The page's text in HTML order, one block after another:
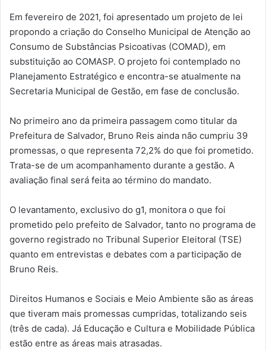
Em fevereiro de 2021, foi apresentado um projeto de lei
propondo a criação do Conselho Municipal de Atenção ao
Consumo de Substâncias Psicoativas (COMAD), em
substituição ao COMASP. O projeto foi contemplado no
Planejamento Estratégico e encontra-se atualmente na
Secretaria Municipal de Gestão, em fase de conclusão.
No primeiro ano da primeira passagem como titular da
Prefeitura de Salvador, Bruno Reis ainda não cumpriu 39
promessas, o que representa 72,2% do que foi prometido.
Trata-se de um acompanhamento durante a gestão. A
avaliação final será feita ao término do mandato.
O levantamento, exclusivo do g1, monitora o que foi
prometido pelo prefeito de Salvador, tanto no programa de
governo registrado no Tribunal Superior Eleitoral (TSE)
quanto em entrevistas e debates com a participação de
Bruno Reis.
Direitos Humanos e Sociais e Meio Ambiente são as áreas
que tiveram mais promessas cumpridas, totalizando seis
(três de cada). Já Educação e Cultura e Mobilidade Pública
estão entre as áreas mais atrasadas.